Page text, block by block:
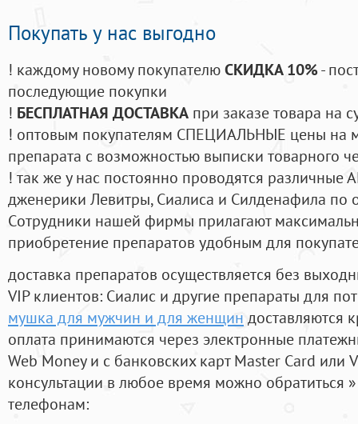
Покупать у нас выгодно
! каждому новому покупателюСКИДКА 10%-
последующие покупки
! БЕСПЛАТНАЯ ДОСТАВКА при заказе товара на
! оптовым покупателям СПЕЦИАЛЬНЫЕ цены на
препарата с возможностью выписки товарного
! так же у нас постоянно проводятся
дженерики Левитры, Сиалиса и Силденафила по
Cотрудники нашей фирмы прилагают
приобретение препаратов удобным для
доставка препаратов осуществляется без
VIP клиентов: Сиалис и другие препараты для
мушка для мужчин и для женщин доставляются
оплата принимаются через электронные
Web Money и с банковских карт Master Card или
консультации в любое время можно обратиться
телефонам: